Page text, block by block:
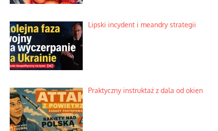
Lipski incydent i meandry strategii
Praktyczny instruktaż z dala od okien